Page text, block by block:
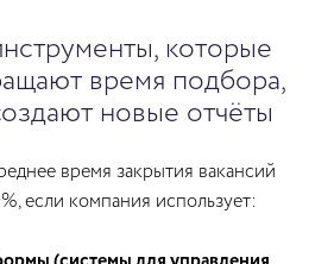
которые
время подбора,
новые отчёты
время закрытия вакансий
если компания использует: